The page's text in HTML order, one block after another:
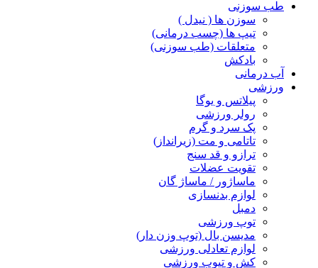
طب سوزنی
سوزن ها ( نیدل )
تیپ ها (چسب درمانی)
متعلقات (طب سوزنی)
بادکش
آب درمانی
ورزشی
پیلاتس و یوگا
رولر ورزشی
پک سرد و گرم
تاتامی و مت (زیرانداز)
ترازو و قد سنج
تقویت عضلات
ماساژور / ماساژ گان
لوازم بدنسازی
دمبل
توپ ورزشی
مدیسن بال (توپ وزن دار)
لوازم تعادلی ورزشی
کش و تیوب ورزشی